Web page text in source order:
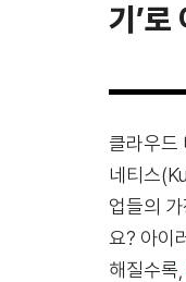
기’로
클라우드
네티스
업들의
요? 아이
해질수록,